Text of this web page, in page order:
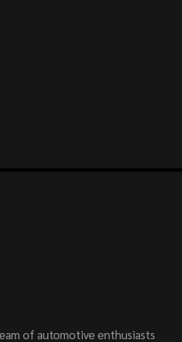
of automotive enthusiasts